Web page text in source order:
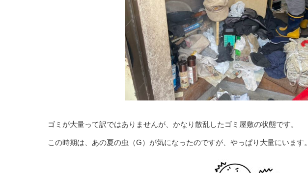
ゴミが大量って訳ではありませんが、かなり散乱したゴミ屋敷の状態です。
この時期は、あの夏の虫（G）が気になったのですが、やっぱり大量にいます。